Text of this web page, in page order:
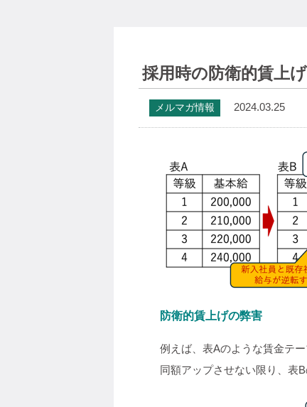
採用時の防衛的賃上
メルマガ情報 2024.03.25
防衛的賃上げの弊害
例えば、表Aのような賃金テ
同額アップさせない限り、表